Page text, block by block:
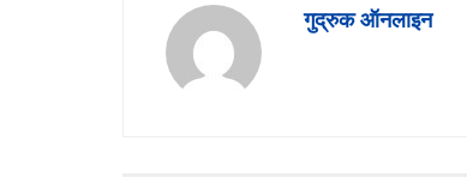
गुद्रुक ऑनलाइन